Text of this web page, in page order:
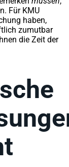
Für KMU
haben,
zumutbar
die Zeit der